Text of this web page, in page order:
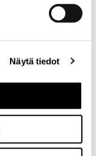
Näytä tiedot